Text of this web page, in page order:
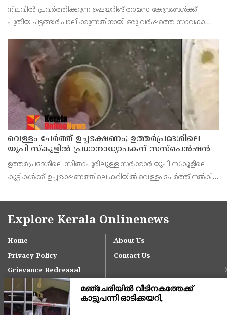
നിലവില്‍ പ്രവര്‍ത്തിക്കുന്ന ഷെയറിങ് താമസ കേന്ദ്രങ്ങള്‍ക്ക്
പുതിയ ചട്ടങ്ങള്‍ പാലിക്കുന്നതിനായി ഒരു വര്‍ഷത്തെ സാവകാശം
വെള്ളം ചേര്‍ത്ത് ഉച്ചഭക്ഷണം; ഉത്തര്‍പ്രദേശിലെ
യുപി സ്‌കൂളില്‍ പ്രധാനാധ്യാപകന് സസ്‌പെന്‍ഷന്‍
ഉത്തര്‍പ്രദേശിലെ സീതാപൂരിലുള്ള സര്‍ക്കാര്‍ യുപി സ്‌കൂളിലെ
കുട്ടികള്‍ക്ക് ഉച്ചഭക്ഷണത്തിലെ കറിയില്‍ വെള്ളം ചേര്‍ത്ത് നല്‍കിയ
Explore Kerala Onlinenews
Home
About Us
Privacy Policy
Contact Us
Grievance Redressal